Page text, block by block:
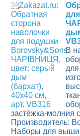
34
В
застёжка-молния
Производитель:
Наборы для